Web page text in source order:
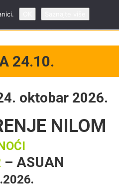
od 09 – 19h, subotom od 10 – 14h
24.10.
oktobar 2026.
NILOM
– ASUAN